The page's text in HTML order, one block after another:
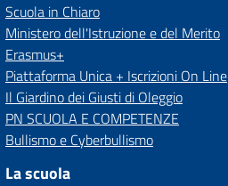
Scuola in Chiaro
Ministero dell'Istruzione e del Merito
Erasmus+
Piattaforma Unica + Iscrizioni On Line
Il Giardino dei Giusti di Oleggio
PN SCUOLA E COMPETENZE
Bullismo e Cyberbullismo
La scuola